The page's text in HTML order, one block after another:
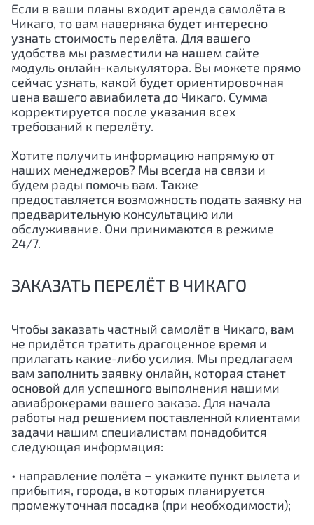
Если в ваши планы входит аренда самолёта в
Чикаго, то вам наверняка будет интересно
узнать стоимость перелёта. Для вашего
удобства мы разместили на нашем сайте
модуль онлайн-калькулятора. Вы можете прямо
сейчас узнать, какой будет ориентировочная
цена вашего авиабилета до Чикаго. Сумма
корректируется после указания всех
требований к перелёту.
Хотите получить информацию напрямую от
наших менеджеров? Мы всегда на связи и
будем рады помочь вам. Также
предоставляется возможность подать заявку на
предварительную консультацию или
обслуживание. Они принимаются в режиме
24/7.
ЗАКАЗАТЬ ПЕРЕЛЁТ В ЧИКАГО
Чтобы заказать частный самолёт в Чикаго, вам
не придётся тратить драгоценное время и
прилагать какие-либо усилия. Мы предлагаем
вам заполнить заявку онлайн, которая станет
основой для успешного выполнения нашими
авиаброкерами вашего заказа. Для начала
работы над решением поставленной клиентами
задачи нашим специалистам понадобится
следующая информация:
• направление полёта − укажите пункт вылета и
прибытия, города, в которых планируется
промежуточная посадка (при необходимости);